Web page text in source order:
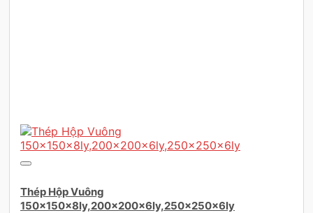
Thép Hộp Vuông
150×150x8ly,200×200x6ly,250×250x6ly